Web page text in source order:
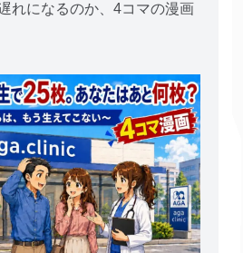
れになるのか、4コマの漫画